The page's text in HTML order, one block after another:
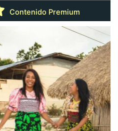
Contenido Premium